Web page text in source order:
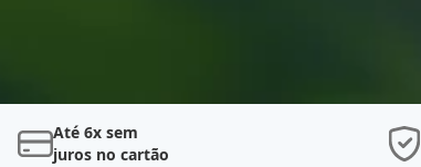
Até 6x sem
juros no cartão